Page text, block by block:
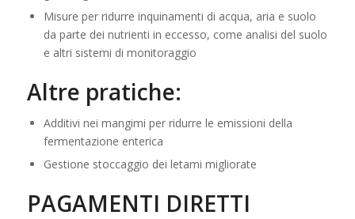
Misure per ridurre inquinamenti di acqua, aria e suolo
da parte dei nutrienti in eccesso, come analisi del suolo
e altri sistemi di monitoraggio
Altre pratiche:
Additivi nei mangimi per ridurre le emissioni della
fermentazione enterica
Gestione stoccaggio dei letami migliorate
PAGAMENTI DIRETTI